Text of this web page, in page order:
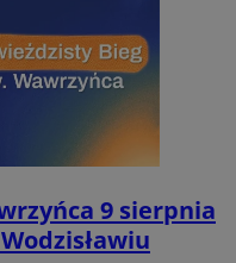
9 sierpnia